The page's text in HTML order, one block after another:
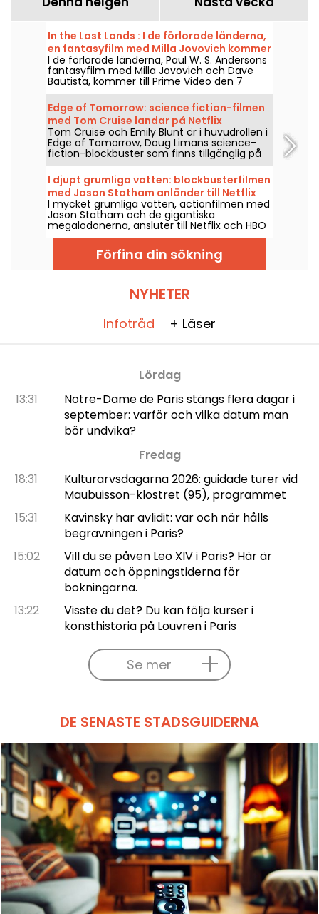
In the Lost Lands : I de förlorade länderna,
en fantasyfilm med Milla Jovovich kommer
till Prime Video
I de förlorade länderna, Paul W. S. Andersons
fantasyfilm med Milla Jovovich och Dave
Bautista, kommer till Prime Video den 7
augusti 2026.
Edge of Tomorrow: science fiction-filmen
med Tom Cruise landar på Netflix
Tom Cruise och Emily Blunt är i huvudrollen i
Edge of Tomorrow, Doug Limans science-
fiction-blockbuster som finns tillgänglig på
Netflix från och med den 6 augusti 2026.
I djupt grumliga vatten: blockbusterfilmen
med Jason Statham anländer till Netflix
och HBO Max
I mycket grumliga vatten, actionfilmen med
Jason Statham och de gigantiska
megalodonerna, ansluter till Netflix och HBO
Max den 2 augusti 2026.
Förfina din sökning
NYHETER
Infotråd + Läser
Lördag
13:31
Notre-Dame de Paris stängs flera dagar i
september: varför och vilka datum man
bör undvika?
Fredag
18:31
Kulturarvsdagarna 2026: guidade turer vid
Maubuisson-klostret (95), programmet
15:31
Kavinsky har avlidit: var och när hålls
begravningen i Paris?
15:02
Vill du se påven Leo XIV i Paris? Här är
datum och öppningstiderna för
bokningarna.
13:22
Visste du det? Du kan följa kurser i
konsthistoria på Louvren i Paris
Se mer
DE SENASTE STADSGUIDERNA